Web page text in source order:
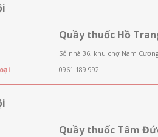
Quầy thuốc Hồ
Số nhà 36, khu chợ Nam
0961 189 992
Quầy thuốc Tâm